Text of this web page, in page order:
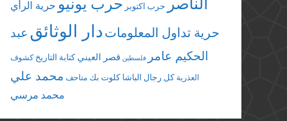
الناصر
حرب اكتوبر حرب يونيو حرية الرأي
حرية تداول المعلومات دار الوثائق عبد
الحكيم عامر
فلسطين قصر العيني كتابة التاريخ كشوف
العذرية كل رجال الباشا كلوت بك متاحف محمد علي
محمد مرسي